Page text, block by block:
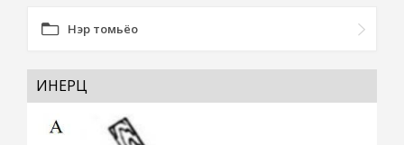
Нэр томьёо
ИНЕРЦ